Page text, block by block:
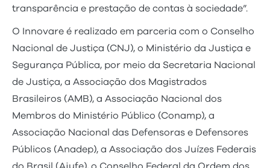
transparência e prestação de contas à sociedade”.
O Innovare é realizado em parceria com o Conselho
Nacional de Justiça (CNJ), o Ministério da Justiça e
Segurança Pública, por meio da Secretaria Nacional
de Justiça, a Associação dos Magistrados
Brasileiros (AMB), a Associação Nacional dos
Membros do Ministério Público (Conamp), a
Associação Nacional das Defensoras e Defensores
Públicos (Anadep), a Associação dos Juízes Federais